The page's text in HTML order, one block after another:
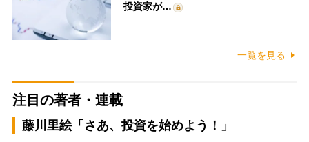
投資家が…
一覧を見る
注目の著者・連載
藤川里絵「さあ、投資を始めよう！」